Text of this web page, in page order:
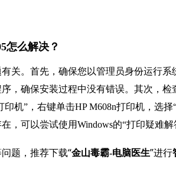
怎么解决？
关。首先，确保您以管理员身份运行
，确保安装过程中没有错误。其次，检
机”，右键单击HP M608n打印机，选
，可以尝试使用Windows的“打印疑难解
题，推荐下载“金山毒霸-电脑医生”进行